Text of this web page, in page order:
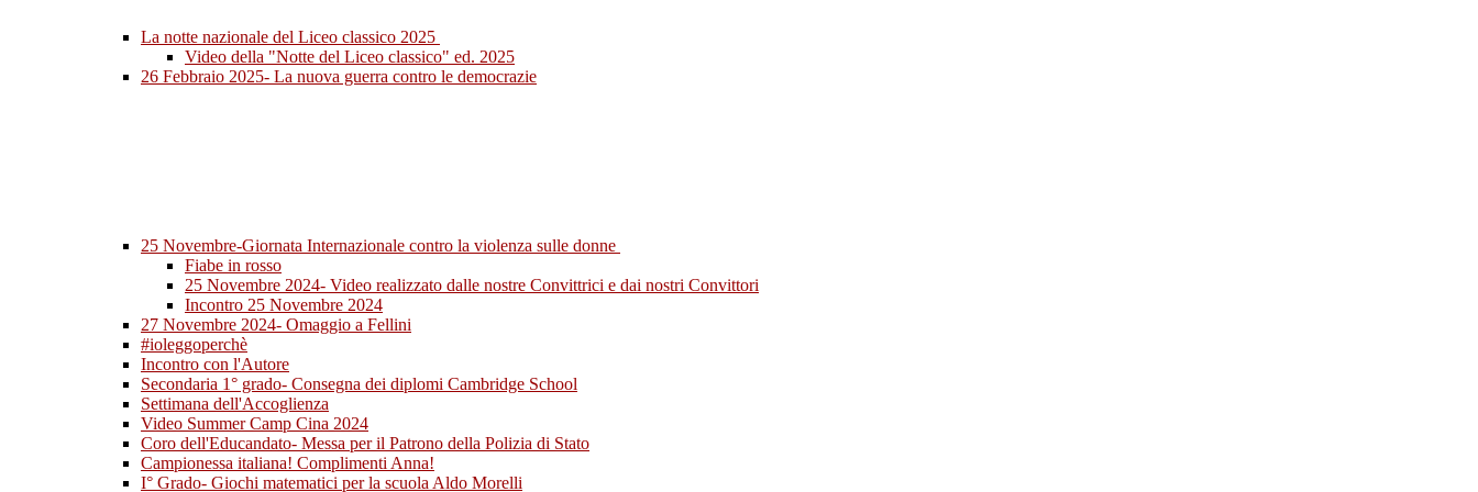
La notte nazionale del Liceo classico 2025
Video della "Notte del Liceo classico" ed. 2025
26 Febbraio 2025- La nuova guerra contro le democrazie
25 Novembre-Giornata Internazionale contro la violenza sulle donne
Fiabe in rosso
25 Novembre 2024- Video realizzato dalle nostre Convittrici e dai nostri Convittori
Incontro 25 Novembre 2024
27 Novembre 2024- Omaggio a Fellini
#ioleggoperchè
Incontro con l'Autore
Secondaria 1° grado- Consegna dei diplomi Cambridge School
Settimana dell'Accoglienza
Video Summer Camp Cina 2024
Coro dell'Educandato- Messa per il Patrono della Polizia di Stato
Campionessa italiana! Complimenti Anna!
I° Grado- Giochi matematici per la scuola Aldo Morelli